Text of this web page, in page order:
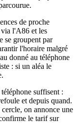
de proche
via l'A86 et les
se groupent par
l'horaire malgré
donné au téléphone
: si un aléa le
suffisent :
et depuis quand.
on annonce une
le tarif sur